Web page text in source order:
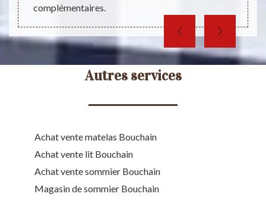
complémentaires.
Autres services
Achat vente matelas Bouchain
Achat vente lit Bouchain
Achat vente sommier Bouchain
Magasin de sommier Bouchain